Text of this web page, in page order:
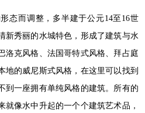
态而调整，多半建于公元14至16世
新秀丽的水城特色，形成了建筑与水
洛克风格、法国哥特式风格、拜占庭
地的威尼斯式风格，在这里可以找到
到一座拥有单纯风格的建筑。所有的
就像水中升起的一个个建筑艺术品，